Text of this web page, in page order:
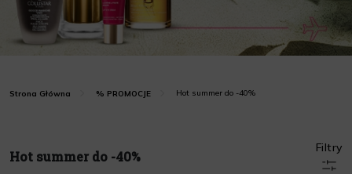
Strona Główna % PROMOCJE Hot summer do -40%
Hot summer do -40%
Filtry